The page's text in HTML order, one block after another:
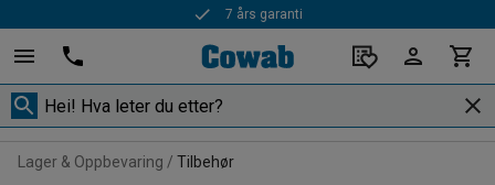
7 års garanti
Lager & Oppbevaring Tilbehør